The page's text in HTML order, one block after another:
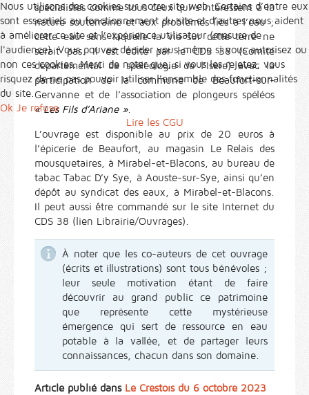
spécialistes comme tous ceux qui s’intéressent à la
nature souterraine et aux problèmes liés à l’eau ;
cette eau sans laquelle la vie sur cette terre ne
serait pas. Il est édité par le CDS 38 (Comité
départemental de spéléologie de l’Isère) avec la
participation de la commune de Beaufort-sur-
Gervanne et de l’association de plongeurs spéléos
« Les Fils d’Ariane ».
L’ouvrage est disponible au prix de 20 euros à
l’épicerie de Beaufort, au magasin Le Relais des
mousquetaires, à Mirabel-et-Blacons, au bureau de
tabac Tabac D’y Sye, à Aouste-sur-Sye, ainsi qu’en
dépôt au syndicat des eaux, à Mirabel-et-Blacons.
Il peut aussi être commandé sur le site Internet du
CDS 38 (lien Librairie/Ouvrages).
À noter que les co-auteurs de cet ouvrage
(écrits et illustrations) sont tous bénévoles ;
leur seule motivation étant de faire
découvrir au grand public ce patrimoine
que représente cette mystérieuse
émergence qui sert de ressource en eau
potable à la vallée, et de partager leurs
connaissances, chacun dans son domaine.
Article publié dans Le Crestois du 6 octobre 2023
Nous utilisons des cookies sur notre site web. Certains d’entre eux
sont essentiels au fonctionnement du site et d’autres nous aident
à améliorer ce site et l’expérience utilisateur (mesure de
l'audience). Vous pouvez décider vous-même si vous autorisez ou
non ces cookies. Merci de noter que, si vous les rejetez, vous
risquez de ne pas pouvoir utiliser l’ensemble des fonctionnalités
du site.
Ok Je refuse
Lire les CGU